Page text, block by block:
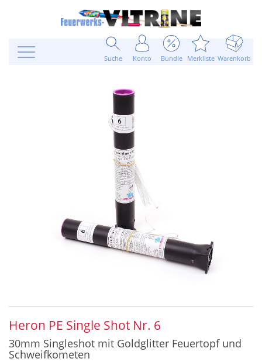
Suche Konto Bundle Merkliste Warenkorb
Heron PE Single Shot Nr. 6
30mm Singleshot mit Goldglitter Feuertopf und
Schweifkometen